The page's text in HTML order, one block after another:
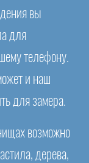
вы
для
телефону.
и наш
для замера.
возможно
дерева,